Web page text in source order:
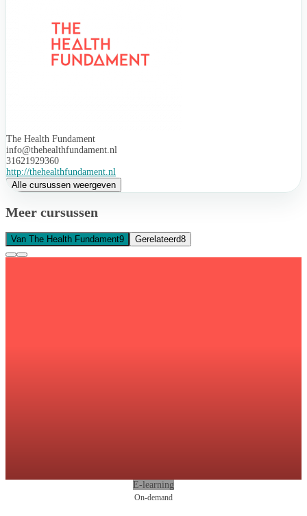
The Health Fundament
info@thehealthfundament.nl
31621929360
http://thehealthfundament.nl
Alle cursussen weergeven
Meer cursussen
Van The Health Fundament9 Gerelateerd8
E-learning
On-demand